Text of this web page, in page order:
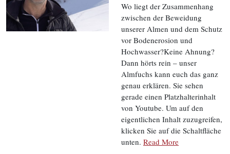
Wo liegt der Zusammenhang
zwischen der Beweidung
unserer Almen und dem Schutz
vor Bodenerosion und
Hochwasser?Keine Ahnung?
Dann hörts rein – unser
Almfuchs kann euch das ganz
genau erklären. Sie sehen
gerade einen Platzhalterinhalt
von Youtube. Um auf den
eigentlichen Inhalt zuzugreifen,
klicken Sie auf die Schaltfläche
unten. Read More